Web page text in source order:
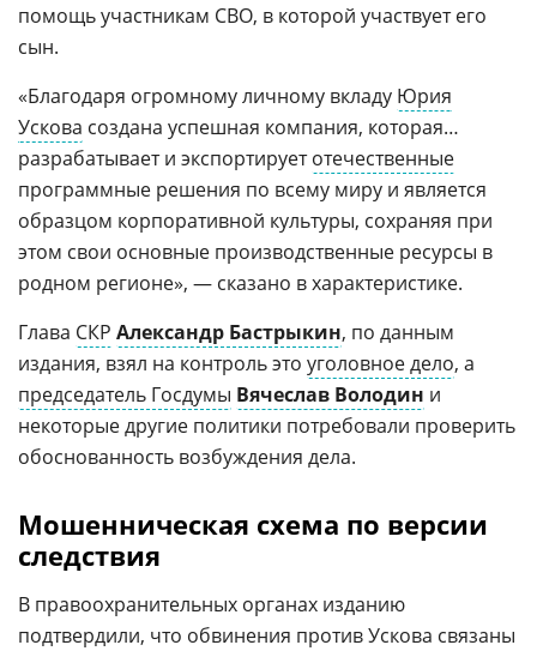
помощь участникам СВО, в которой участвует его
сын.
«Благодаря огромному личному вкладу Юрия
Ускова создана успешная компания, которая…
разрабатывает и экспортируетотечественные
программные решения по всему миру и является
образцом корпоративной культуры, сохраняя при
этом свои основные производственные ресурсы в
родном регионе», — сказано в характеристике.
Глава СКР Александр Бастрыкин, по данным
издания, взял на контроль это уголовное дело, а
председатель Госдумы Вячеслав Володин и
некоторые другие политики потребовали проверить
обоснованность возбуждения дела.
Мошенническая схема по версии
следствия
В правоохранительных органах изданию
подтвердили, что обвинения против Ускова связаны